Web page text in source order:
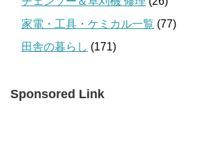
家電・工具・ケミカル一覧 (77)
田舎の暮らし (171)
Sponsored Link